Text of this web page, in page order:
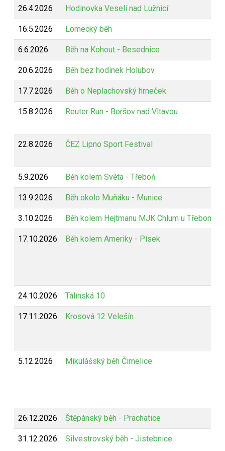
26.4.2026 Hodinovka Veselí nad Lužnicí
16.5.2026 Lomecký běh
6.6.2026 Běh na Kohout - Besednice
20.6.2026 Běh bez hodinek Holubov
17.7.2026 Běh o Neplachovský hrneček
15.8.2026 Reuter Run - Boršov nad Vltavou
22.8.2026 ČEZ Lipno Sport Festival
5.9.2026 Běh kolem Světa - Třeboň
13.9.2026 Běh okolo Muňáku - Munice
3.10.2026 Běh kolem Hejtmanu MJK Chlum u Třeboně
17.10.2026 Běh kolem Ameriky - Písek
24.10.2026 Tálínská 10
17.11.2026 Krosová 12 Velešín
5.12.2026 Mikulášský běh Čimelice
26.12.2026 Štěpánský běh - Prachatice
31.12.2026 Silvestrovský běh - Jistebnice